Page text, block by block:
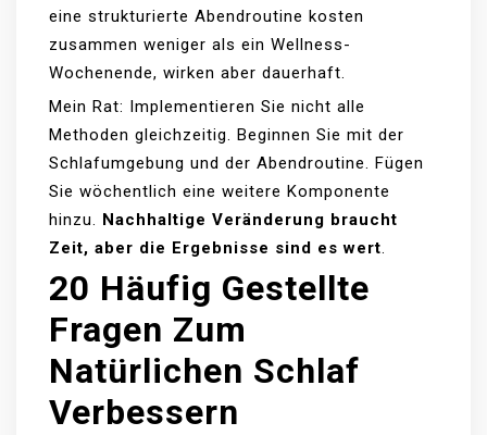
eine strukturierte Abendroutine kosten
zusammen weniger als ein Wellness-
Wochenende, wirken aber dauerhaft.
Mein Rat: Implementieren Sie nicht alle
Methoden gleichzeitig. Beginnen Sie mit der
Schlafumgebung und der Abendroutine. Fügen
Sie wöchentlich eine weitere Komponente
hinzu. Nachhaltige Veränderung braucht
Zeit, aber die Ergebnisse sind es wert.
20 Häufig Gestellte
Fragen Zum
Natürlichen Schlaf
Verbessern